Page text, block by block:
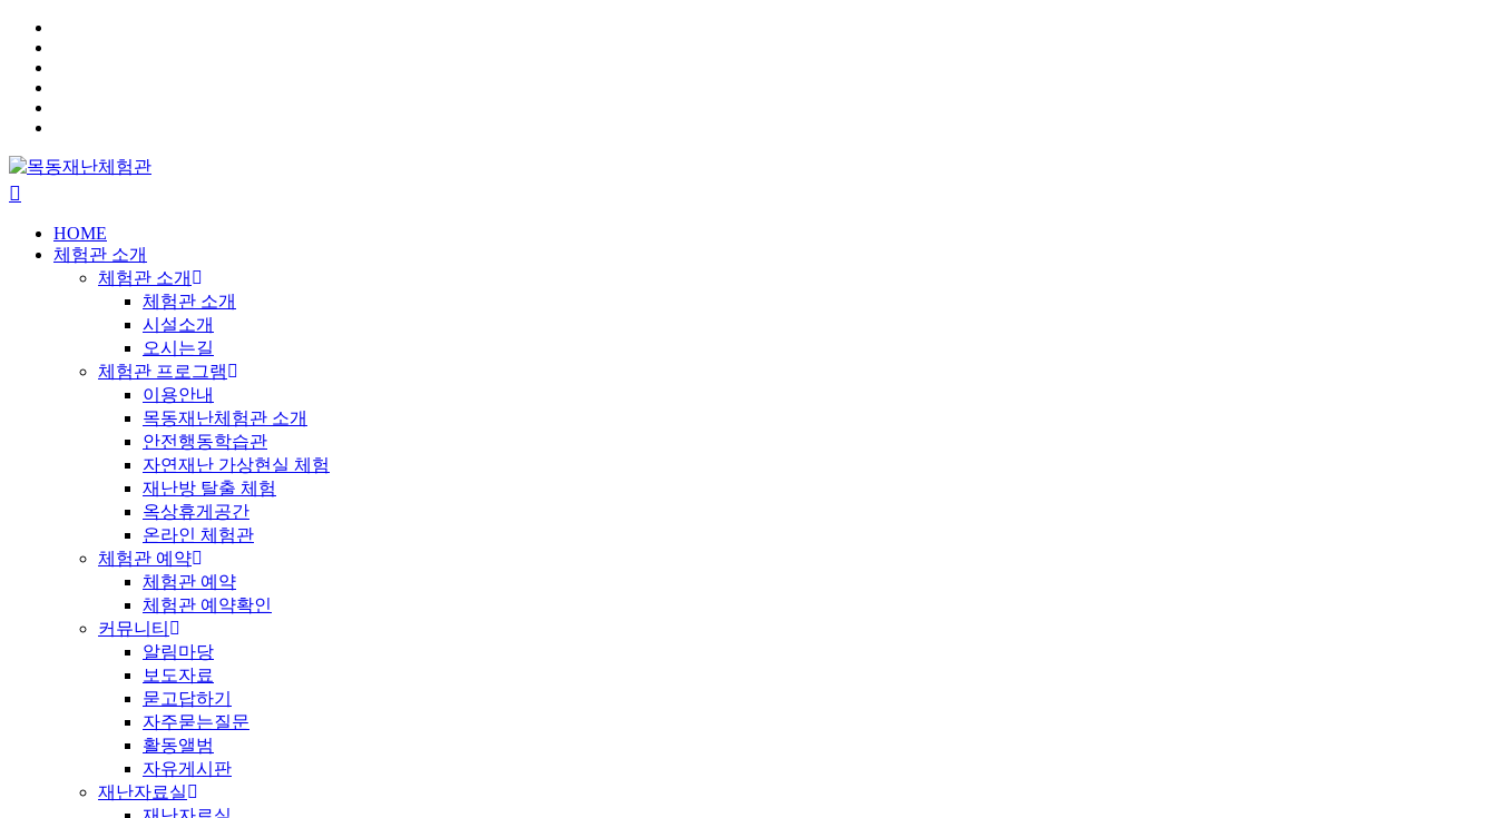
HOME
체험관 소개
체험관 소개
체험관 소개
시설소개
오시는길
체험관 프로그램
이용안내
목동재난체험관 소개
안전행동학습관
자연재난 가상현실 체험
재난방 탈출 체험
옥상휴게공간
온라인 체험관
체험관 예약
체험관 예약
체험관 예약확인
커뮤니티
알림마당
보도자료
묻고답하기
자주묻는질문
활동앨범
자유게시판
재난자료실